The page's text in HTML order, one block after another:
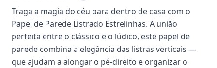
Traga a magia do céu para dentro de casa com o
Papel de Parede Listrado Estrelinhas. A união
perfeita entre o clássico e o lúdico, este papel de
parede combina a elegância das listras verticais —
que ajudam a alongar o pé-direito e organizar o